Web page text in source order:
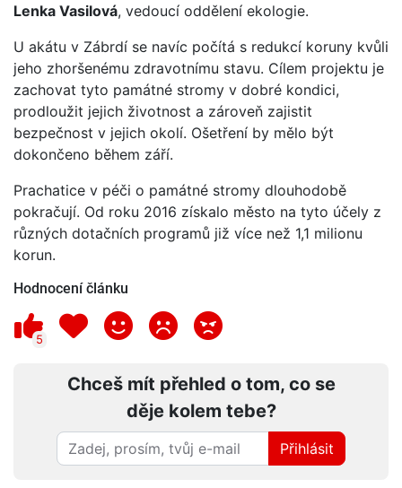
Lenka Vasilová, vedoucí oddělení ekologie.
U akátu v Zábrdí se navíc počítá s redukcí koruny kvůli
jeho zhoršenému zdravotnímu stavu. Cílem projektu je
zachovat tyto památné stromy v dobré kondici,
prodloužit jejich životnost a zároveň zajistit
bezpečnost v jejich okolí. Ošetření by mělo být
dokončeno během září.
Prachatice v péči o památné stromy dlouhodobě
pokračují. Od roku 2016 získalo město na tyto účely z
různých dotačních programů již více než 1,1 milionu
korun.
Hodnocení článku
5
Chceš mít přehled o tom, co se
děje kolem tebe?
Přihlásit